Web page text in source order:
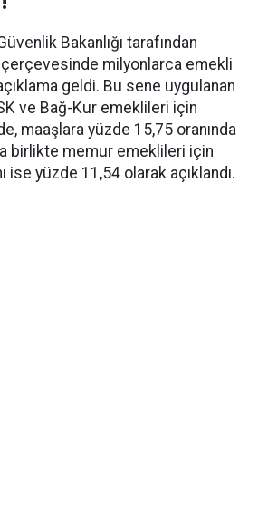
Bakanlığı tarafından
çerçevesinde milyonlarca emekli
geldi. Bu sene uygulanan
ve Bağ-Kur emeklileri için
maaşlara yüzde 15,75 oranında
birlikte memur emeklileri için
ise yüzde 11,54 olarak açıklandı.